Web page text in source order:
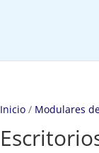
Inicio / Modulares